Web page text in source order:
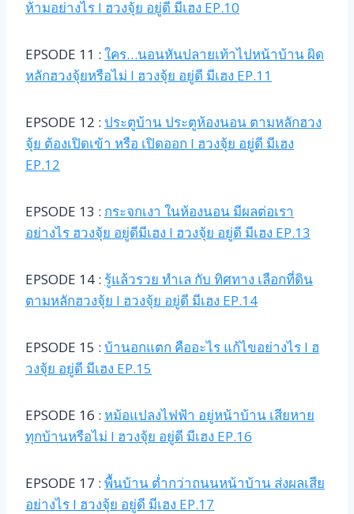
ห้ามอย่างไร l ฮวงจุ้ย อยู่ดี มีเฮง EP.10
EPSODE 11 : ใคร…นอนหันปลายเท้าไปหน้าบ้าน ผิด
หลักฮวงจุ้ยหรือไม่ l ฮวงจุ้ย อยู่ดี มีเฮง EP.11
EPSODE 12 : ประตูบ้าน ประตูห้องนอน ตามหลักฮวง
จุ้ย ต้องเปิดเข้า หรือ เปิดออก l ฮวงจุ้ย อยู่ดี มีเฮง
EP.12
EPSODE 13 : กระจกเงา ในห้องนอน มีผลต่อเรา
อย่างไร ฮวงจุ้ย อยู่ดีมีเฮง l ฮวงจุ้ย อยู่ดี มีเฮง EP.13
EPSODE 14 : รู้แล้วรวย ทำเล กับ ทิศทาง เลือกที่ดิน
ตามหลักฮวงจุ้ย l ฮวงจุ้ย อยู่ดี มีเฮง EP.14
EPSODE 15 : บ้านอกแตก คืออะไร แก้ไขอย่างไร l ฮ
วงจุ้ย อยู่ดี มีเฮง EP.15
EPSODE 16 : หม้อแปลงไฟฟ้า อยู่หน้าบ้าน เสียหาย
ทุกบ้านหรือไม่ l ฮวงจุ้ย อยู่ดี มีเฮง EP.16
EPSODE 17 : พื้นบ้าน ต่ำกว่าถนนหน้าบ้าน ส่งผลเสีย
อย่างไร l ฮวงจุ้ย อยู่ดี มีเฮง EP.17